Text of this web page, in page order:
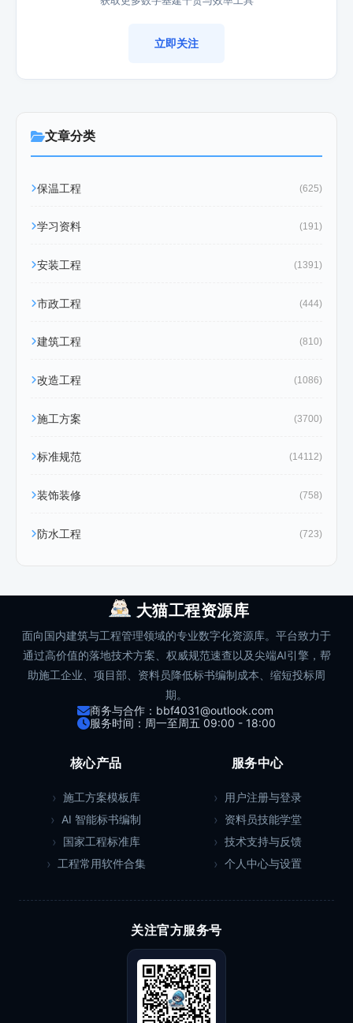
立即关注
文章分类
保温工程 (625)
学习资料 (191)
安装工程 (1391)
市政工程 (444)
建筑工程 (810)
改造工程 (1086)
施工方案 (3700)
标准规范 (14112)
装饰装修 (758)
防水工程 (723)
大猫工程资源库
面向国内建筑与工程管理领域的专业数字化资源库。平台致力于
通过高价值的落地技术方案、权威规范速查以及尖端AI引擎，帮
助施工企业、项目部、资料员降低标书编制成本、缩短投标周
期。
商务与合作：bbf4031@outlook.com
服务时间：周一至周五 09:00 - 18:00
核心产品
施工方案模板库
AI 智能标书编制
国家工程标准库
工程常用软件合集
服务中心
用户注册与登录
资料员技能学堂
技术支持与反馈
个人中心与设置
关注官方服务号